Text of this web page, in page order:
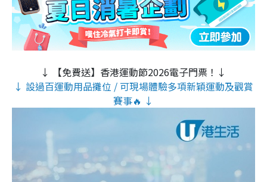
↓ 【免費送】香港運動節2026電子門票！↓
↓ 設過百運動用品攤位 / 可現場體驗多項新穎運動及觀賞
賽事🔥 ↓